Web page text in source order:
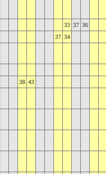
33 37 36
37 34
38 43